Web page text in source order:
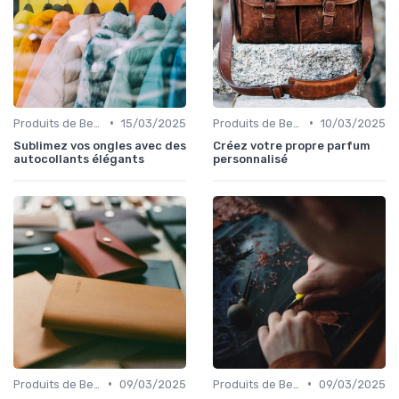
• 15/03/2025
Sublimez vos ongles avec des
autocollants élégants
• 10/03/2025
Créez votre propre parfum
personnalisé
• 09/03/2025 • 09/03/2025